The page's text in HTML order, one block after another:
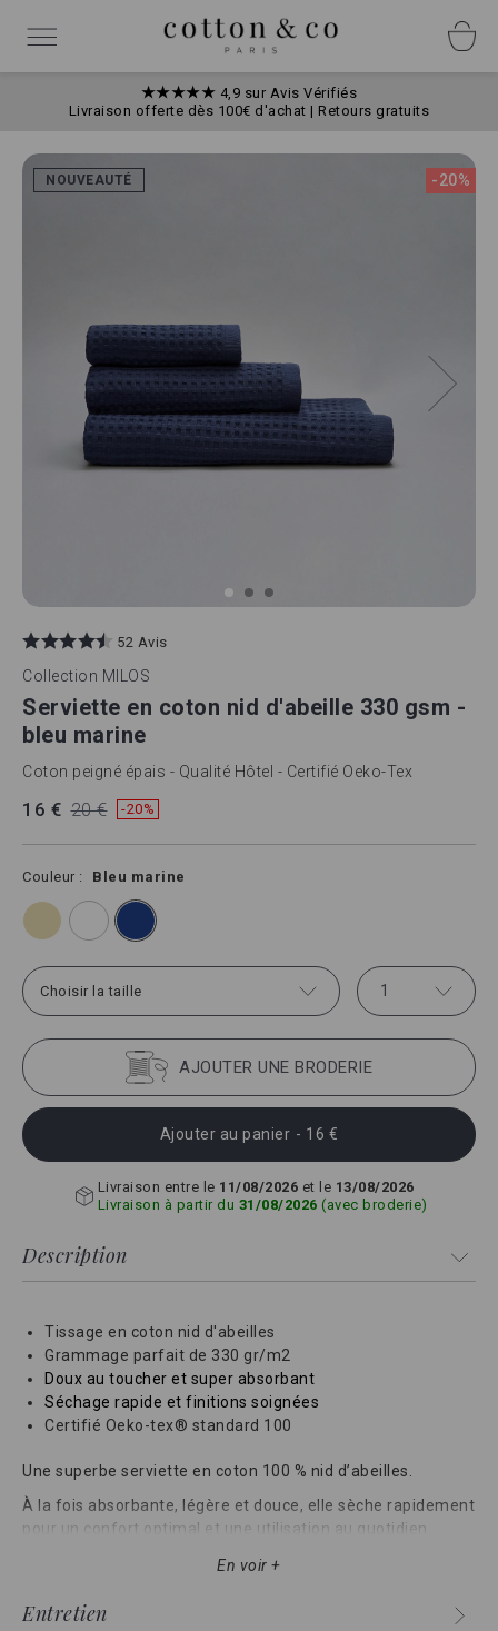
contenu
Basculer
★★★★★ 4,9 sur Avis Vérifiés
Livraison offerte dès 100€ d'achat | Retours gratuits
52 Avis
Collection MILOS
Serviette en coton nid d'abeille 330 gsm -
bleu marine
Coton peigné épais - Qualité Hôtel - Certifié Oeko-Tex
16 € 20 € -20%
Couleur Bleu marine
Choisir la taille 1
AJOUTER UNE BRODERIE
Ajouter au panier - 16 €
Livraison entre le 11/08/2026 et le 13/08/2026
Livraison à partir du 31/08/2026 (avec broderie)
Description
Tissage en coton nid d'abeilles
Grammage parfait de 330 gr/m2
Doux au toucher et super absorbant
Séchage rapide et finitions soignées
Certifié Oeko-tex® standard 100
Une superbe serviette en coton 100 % nid d’abeilles.
À la fois absorbante, légère et douce, elle sèche rapidement
pour un confort optimal et une utilisation au quotidien.
Une serviette qui conviendra pour toutes les salles de bain
En voir +
Entretien
Skip
NOUVEAUTÉ -20%
to
the
beginning
the
images
gallery